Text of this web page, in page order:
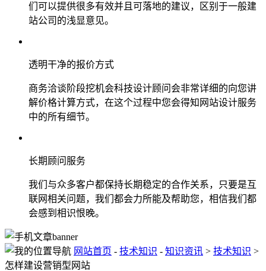
们可以提供很多有效并且可落地的建议，区别于一般建
站公司的浅显意见。
透明干净的报价方式
商务洽谈阶段挖机会科技设计顾问会非常详细的向您讲
解价格计算方式，在这个过程中您会得知网站设计服务
中的所有细节。
长期顾问服务
我们与众多客户都保持长期稳定的合作关系，只要是互
联网相关问题，我们都会力所能及帮助您，相信我们都
会感到相识恨晚。
网站首页 - 技术知识 - 知识资讯 > 技术知识 >
怎样建设营销型网站